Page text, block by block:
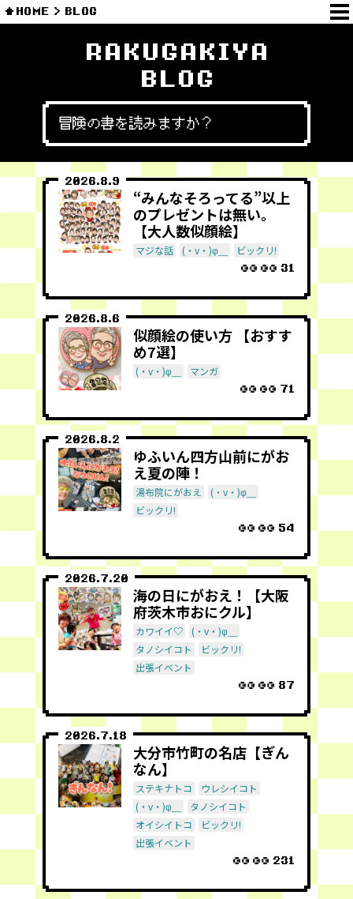
HOME BLOG
RAKUGAKIYA
BLOG
冒険の書を読みますか？
2026.8.9
“みんなそろってる”以上
のプレゼントは無い。
【大人数似顔絵】
マジな話 (・v・)φ＿ ビックリ!
31
2026.8.6
似顔絵の使い方 【おすす
め7選】
(・v・)φ＿ マンガ
71
2026.8.2
ゆふいん四方山前にがお
え夏の陣！
湯布院にがおえ
(・v・)φ＿
ビックリ!
54
2026.7.20
海の日にがおえ！【大阪
府茨木市おにクル】
カワイイ♡
(・v・)φ＿
タノシイコト
ビックリ!
出張イベント
87
2026.7.18
大分市竹町の名店【ぎん
なん】
ステキナトコ
ウレシイコト
(・v・)φ＿
タノシイコト
オイシイトコ
ビックリ!
出張イベント
231